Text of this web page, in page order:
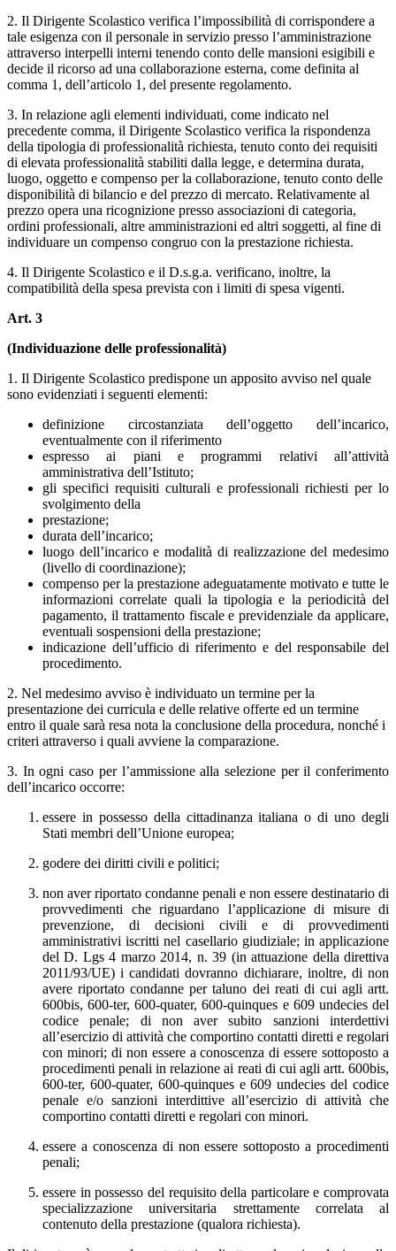
2. Il Dirigente Scolastico verifica l’impossibilità di corrispondere a
tale esigenza con il personale in servizio presso l’amministrazione
attraverso interpelli interni tenendo conto delle mansioni esigibili e
decide il ricorso ad una collaborazione esterna, come definita al
comma 1, dell’articolo 1, del presente regolamento.
3. In relazione agli elementi individuati, come indicato nel
precedente comma, il Dirigente Scolastico verifica la rispondenza
della tipologia di professionalità richiesta, tenuto conto dei requisiti
di elevata professionalità stabiliti dalla legge, e determina durata,
luogo, oggetto e compenso per la collaborazione, tenuto conto delle
disponibilità di bilancio e del prezzo di mercato. Relativamente al
prezzo opera una ricognizione presso associazioni di categoria,
ordini professionali, altre amministrazioni ed altri soggetti, al fine di
individuare un compenso congruo con la prestazione richiesta.
4. Il Dirigente Scolastico e il D.s.g.a. verificano, inoltre, la
compatibilità della spesa prevista con i limiti di spesa vigenti.
Art. 3
(Individuazione delle professionalità)
1. Il Dirigente Scolastico predispone un apposito avviso nel quale
sono evidenziati i seguenti elementi:
definizione circostanziata dell’oggetto dell’incarico,
eventualmente con il riferimento
espresso ai piani e programmi relativi all’attività
amministrativa dell’Istituto;
gli specifici requisiti culturali e professionali richiesti per lo
svolgimento della
prestazione;
durata dell’incarico;
luogo dell’incarico e modalità di realizzazione del medesimo
(livello di coordinazione);
compenso per la prestazione adeguatamente motivato e tutte le
informazioni correlate quali la tipologia e la periodicità del
pagamento, il trattamento fiscale e previdenziale da applicare,
eventuali sospensioni della prestazione;
indicazione dell’ufficio di riferimento e del responsabile del
procedimento.
2. Nel medesimo avviso è individuato un termine per la
presentazione dei curricula e delle relative offerte ed un termine
entro il quale sarà resa nota la conclusione della procedura, nonché i
criteri attraverso i quali avviene la comparazione.
3. In ogni caso per l’ammissione alla selezione per il conferimento
dell’incarico occorre:
essere in possesso della cittadinanza italiana o di uno degli
Stati membri dell’Unione europea;
godere dei diritti civili e politici;
non aver riportato condanne penali e non essere destinatario di
provvedimenti che riguardano l’applicazione di misure di
prevenzione, di decisioni civili e di provvedimenti
amministrativi iscritti nel casellario giudiziale; in applicazione
del D. Lgs 4 marzo 2014, n. 39 (in attuazione della direttiva
2011/93/UE) i candidati dovranno dichiarare, inoltre, di non
avere riportato condanne per taluno dei reati di cui agli artt.
600bis, 600-ter, 600-quater, 600-quinques e 609 undecies del
codice penale; di non aver subito sanzioni interdettivi
all’esercizio di attività che comportino contatti diretti e regolari
con minori; di non essere a conoscenza di essere sottoposto a
procedimenti penali in relazione ai reati di cui agli artt. 600bis,
600-ter, 600-quater, 600-quinques e 609 undecies del codice
penale e/o sanzioni interdittive all’esercizio di attività che
comportino contatti diretti e regolari con minori.
essere a conoscenza di non essere sottoposto a procedimenti
penali;
essere in possesso del requisito della particolare e comprovata
specializzazioneuniversitaria strettamente correlata al
contenuto della prestazione (qualora richiesta).